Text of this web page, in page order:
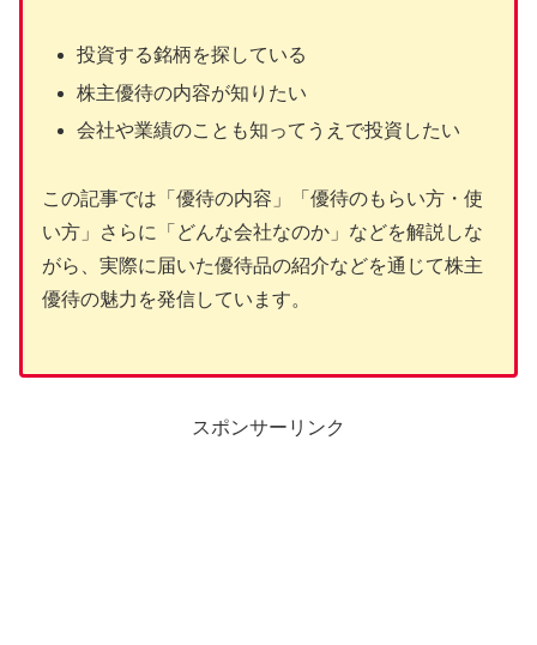
投資する銘柄を探している
株主優待の内容が知りたい
会社や業績のことも知ってうえで投資したい
この記事では「優待の内容」「優待のもらい方・使
い方」さらに「どんな会社なのか」などを解説しな
がら、実際に届いた優待品の紹介などを通じて株主
優待の魅力を発信しています。
スポンサーリンク